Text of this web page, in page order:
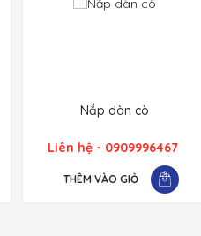
Nắp dàn cò
Liên hệ - 0909996467
THÊM VÀO GIỎ